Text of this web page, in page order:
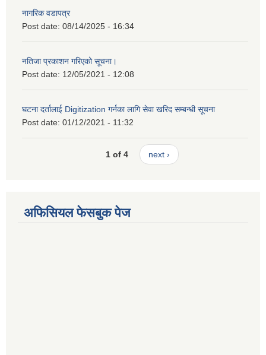
नागरिक वडापत्र
Post date: 08/14/2025 - 16:34
नतिजा प्रकाशन गरिएको सूचना।
Post date: 12/05/2021 - 12:08
घटना दर्तालाई Digitization गर्नका लागि सेवा खरिद सम्बन्धी सूचना
Post date: 01/12/2021 - 11:32
1 of 4 next ›
अफिसियल फेसबुक पेज